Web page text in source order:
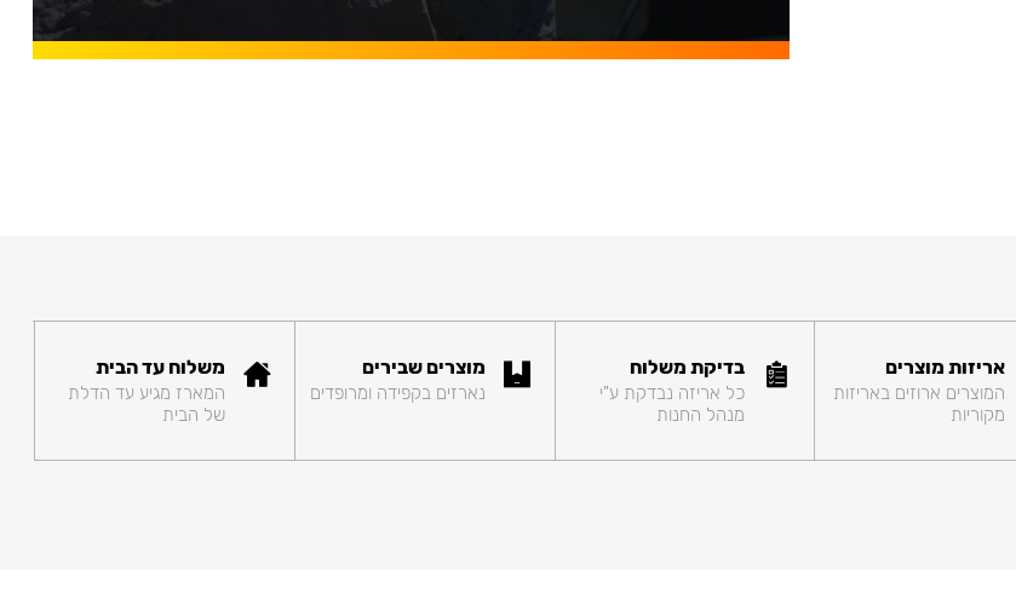
אריזות מוצרים
המוצרים ארוזים באריזות
מקוריות
בדיקת משלוח
כל אריזה נבדקת ע"י
מנהל החנות
מוצרים שבירים
נארזים בקפידה ומרופדים
משלוח עד הבית
המארז מגיע עד הדלת
של הבית